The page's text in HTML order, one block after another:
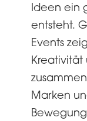
Ideen ein
entsteht.
Events
Kreativität
Marken